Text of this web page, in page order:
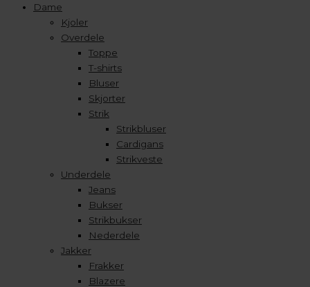
Dame
Kjoler
Overdele
Toppe
T-shirts
Bluser
Skjorter
Strik
Strikbluser
Cardigans
Strikveste
Underdele
Jeans
Bukser
Strikbukser
Nederdele
Jakker
Frakker
Blazere